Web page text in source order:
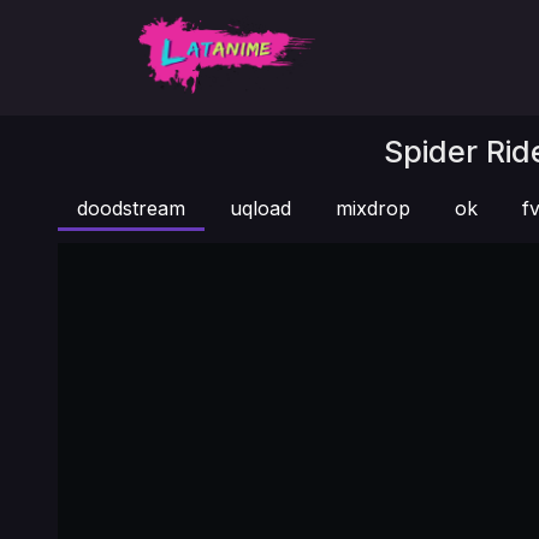
Spider
doodstream uqload mixdrop ok